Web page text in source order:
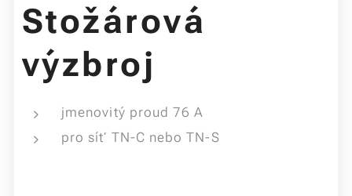
Stožárová
výzbroj
jmenovitý proud 76 A
pro síť TN-C nebo TN-S